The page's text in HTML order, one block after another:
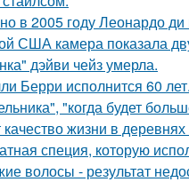
в 2005 году Леонардо
США камера показала
дэйви чейз умерла.
Берри исполнится 60 лет.
"когда будет
жизни в деревнях
специя, которую
волосы - результат